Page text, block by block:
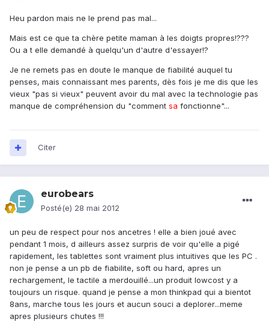
Heu pardon mais ne le prend pas mal...
Mais est ce que ta chère petite maman à les doigts propres!???
Ou a t elle demandé à quelqu'un d'autre d'essayer!?
Je ne remets pas en doute le manque de fiabilité auquel tu
penses, mais connaissant mes parents, dès fois je me dis que les
vieux "pas si vieux" peuvent avoir du mal avec la technologie pas
manque de compréhension du "comment sa fonctionne"...
Citer
eurobears
Posté(e) 28 mai 2012
un peu de respect pour nos ancetres ! elle a bien joué avec
pendant 1 mois, d ailleurs assez surpris de voir qu'elle a pigé
rapidement, les tablettes sont vraiment plus intuitives que les PC .
non je pense a un pb de fiabilite, soft ou hard, apres un
rechargement, le tactile a merdouillé...un produit lowcost y a
toujours un risque. quand je pense a mon thinkpad qui a bientot
8ans, marche tous les jours et aucun souci a deplorer...meme
apres plusieurs chutes !!!